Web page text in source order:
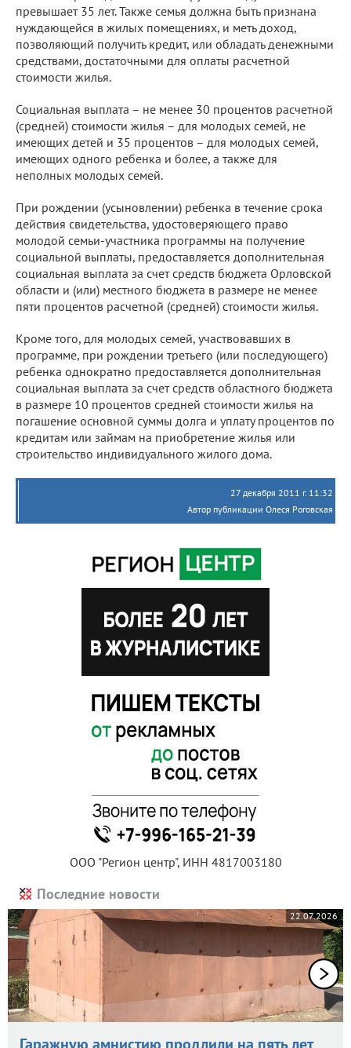
превышает 35 лет. Также семья должна быть признана
нуждающейся в жилых помещениях, и меть доход,
позволяющий получить кредит, или обладать денежными
средствами, достаточными для оплаты расчетной
стоимости жилья.
Социальная выплата – не менее 30 процентов расчетной
(средней) стоимости жилья – для молодых семей, не
имеющих детей и 35 процентов – для молодых семей,
имеющих одного ребенка и более, а также для
неполных молодых семей.
При рождении (усыновлении) ребенка в течение срока
действия свидетельства, удостоверяющего право
молодой семьи-участника программы на получение
социальной выплаты, предоставляется дополнительная
социальная выплата за счет средств бюджета Орловской
области и (или) местного бюджета в размере не менее
пяти процентов расчетной (средней) стоимости жилья.
Кроме того, для молодых семей, участвовавших в
программе, при рождении третьего (или последующего)
ребенка однократно предоставляется дополнительная
социальная выплата за счет средств областного бюджета
в размере 10 процентов средней стоимости жилья на
погашение основной суммы долга и уплату процентов по
кредитам или займам на приобретение жилья или
строительство индивидуального жилого дома.
27 декабря 2011 г. 11:32
Автор публикации Олеся Роговская
ООО "Регион центр", ИНН 4817003180
Последние новости
22.07.2026